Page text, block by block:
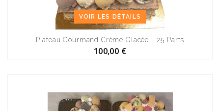
VOIR LES DÉTAILS
Plateau Gourmand Crème Glacée - 25 Parts
100,00 €